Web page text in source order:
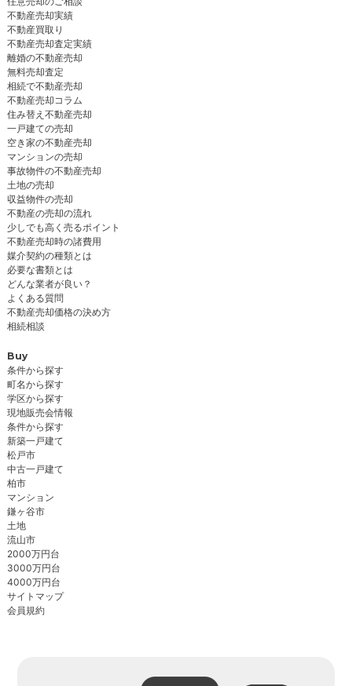
不動産売却実績
不動産買取り
不動産売却査定実績
離婚の不動産売却
無料売却査定
相続で不動産売却
不動産売却コラム
住み替え不動産売却
一戸建ての売却
空き家の不動産売却
マンションの売却
事故物件の不動産売却
土地の売却
収益物件の売却
不動産の売却の流れ
少しでも高く売るポイント
不動産売却時の諸費用
媒介契約の種類とは
必要な書類とは
どんな業者が良い？
よくある質問
不動産売却価格の決め方
相続相談
Buy
条件から探す
町名から探す
学区から探す
現地販売会情報
条件から探す
新築一戸建て
松戸市
中古一戸建て
柏市
マンション
鎌ヶ谷市
土地
流山市
2000万円台
3000万円台
4000万円台
サイトマップ
会員規約